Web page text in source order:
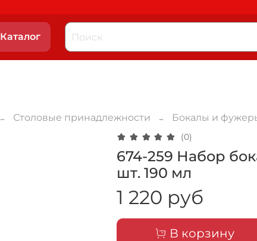
Каталог
Столовые принадлежности Бокалы и
(0)
674-259 Набор
шт. 190 мл
1 220 руб
В корзину